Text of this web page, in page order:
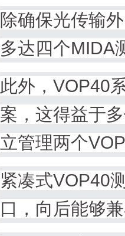
除确保光传输
多达四个MIDA
此外，VOP40
案，这得益于
立管理两个
紧凑式VOP40
口，向后能够